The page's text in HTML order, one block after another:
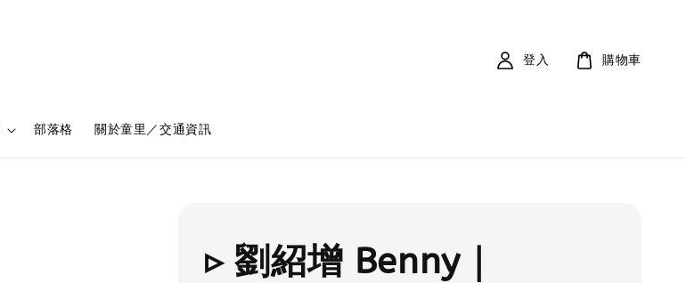
部落格 關於童里／交通資訊
登入 購物車
▹ 劉紹增 Benny｜